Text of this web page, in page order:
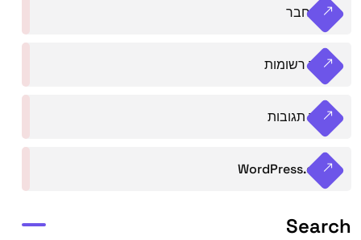
התחבר
פיד רשומות
פיד תגובות
WordPress.org
Search